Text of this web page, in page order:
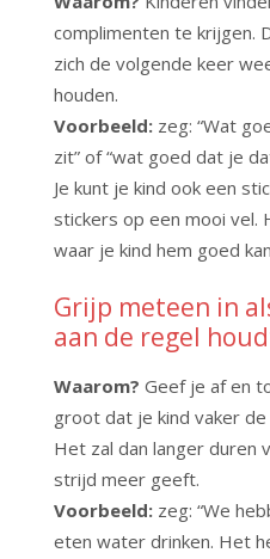
complimenten te krijgen.
zich de volgende keer
houden.
Voorbeeld: zeg: “Wat
zit” of “wat goed dat je
Je kunt je kind ook een
stickers op een mooi vel.
waar je kind hem goed
Grijp meteen in
aan de regel
Waarom? Geef je af en
groot dat je kind vaker
Het zal dan langer duren
strijd meer geeft.
Voorbeeld: zeg: “We
eten water drinken. Het